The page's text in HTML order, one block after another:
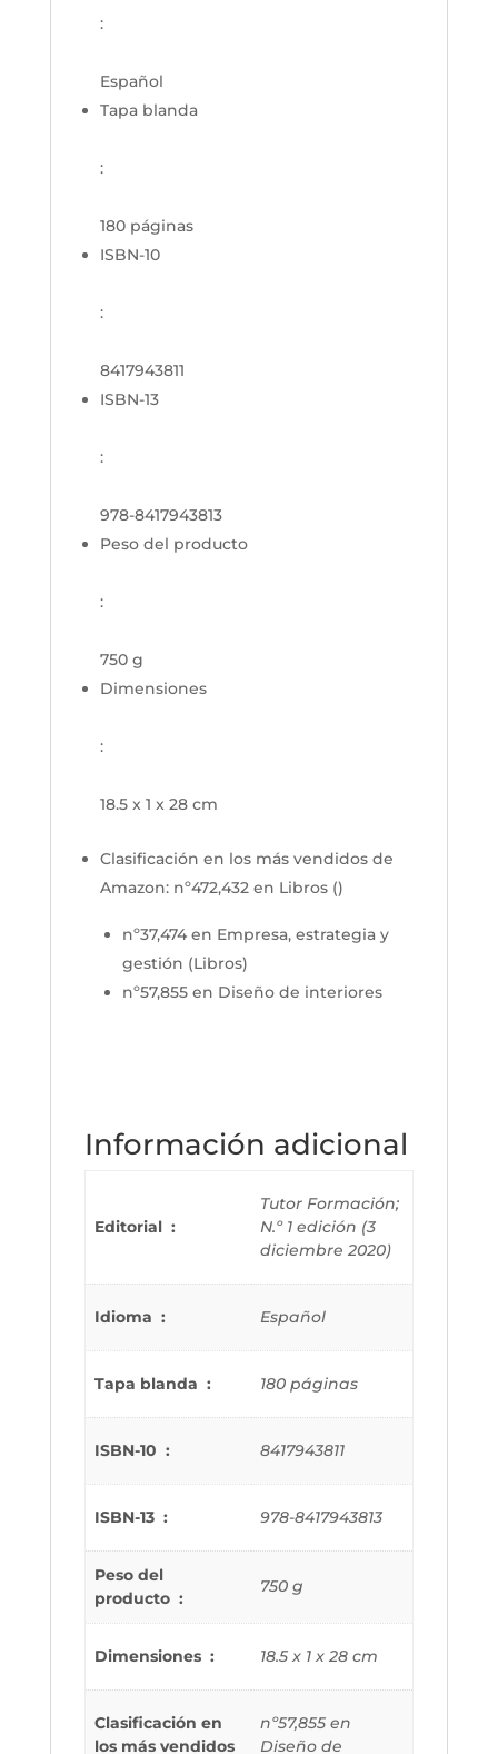
:
Español
Tapa blanda
:
180 páginas
ISBN-10
:
8417943811
ISBN-13
:
978-8417943813
Peso del producto
:
750 g
Dimensiones
:
18.5 x 1 x 28 cm
Clasificación en los más vendidos de
Amazon: nº472,432 en Libros ()
nº37,474 en Empresa, estrategia y
gestión (Libros)
nº57,855 en Diseño de interiores
Información adicional
Editorial ‏ : ‎
Tutor Formación;
N.º 1 edición (3
diciembre 2020)
Idioma ‏ : ‎ Español
Tapa blanda ‏ : ‎ 180 páginas
ISBN-10 ‏ : ‎ 8417943811
ISBN-13 ‏ : ‎ 978-8417943813
Peso del
producto ‏ : ‎
750 g
Dimensiones ‏ : ‎ 18.5 x 1 x 28 cm
Clasificación en
los más vendidos
nº57,855 en
Diseño de